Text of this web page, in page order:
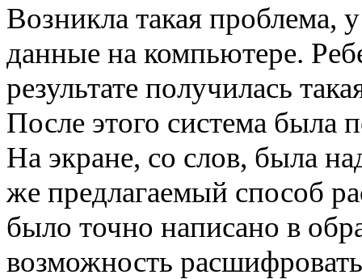
Возникла такая проблема,
данные на компьютере.
результате получилась
После этого система была
На экране, со слов, была
же предлагаемый способ
было точно написано в
возможность